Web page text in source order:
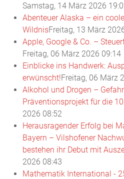
Samstag, 14 März 2026
Abenteuer Alaska – ein
WildnisFreitag, 13 März
Apple, Google & Co. –
Freitag, 06 März 2026 09:14
Einblicke ins Handwerk:
erwünscht!Freitag, 06 März
Alkohol und Drogen –
Präventionsprojekt für die
2026 08:52
Herausragender Erfolg bei
Bayern – Vilshofener
bestehen ihr Debut mit
2026 08:43
Mathematik International -